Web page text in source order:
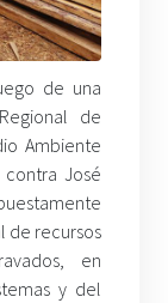
de una
de
Ambiente
contra José
de recursos
en
y del